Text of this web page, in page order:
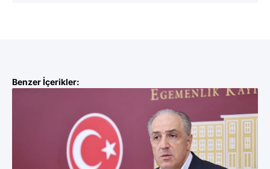
Benzer İçerikler: